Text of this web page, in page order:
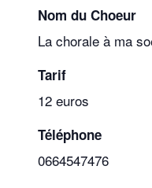
Nom du Choeur
La chorale à ma
Tarif
12 euros
Téléphone
0664547476